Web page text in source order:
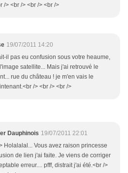
/> <br /> <br /> <br />
19/07/2011 14:20
il pas eu confusion sous votre heaume,
satellite... Mais j'ai retrouvé le
rue du château ! je m'en vais le
/> <br /> <br />
Dauphinois 19/07/2011 22:01
Holalalal... Vous avez raison princesse
de lien j'ai faite. Je viens de corriger
erreur.... pfff, distrait j'ai été.<br />